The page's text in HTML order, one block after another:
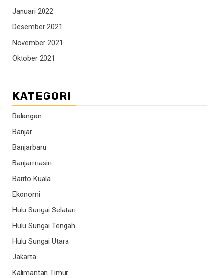
Januari 2022
Desember 2021
November 2021
Oktober 2021
KATEGORI
Balangan
Banjar
Banjarbaru
Banjarmasin
Barito Kuala
Ekonomi
Hulu Sungai Selatan
Hulu Sungai Tengah
Hulu Sungai Utara
Jakarta
Kalimantan Timur